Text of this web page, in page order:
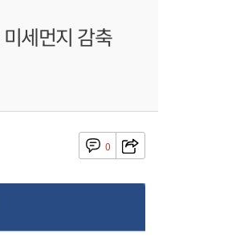
세먼지 감축
0